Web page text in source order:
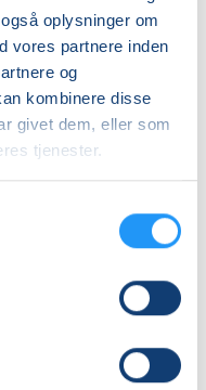
oplysninger om
vores partnere inden
og
kombinere disse
givet dem, eller som
tjenester.